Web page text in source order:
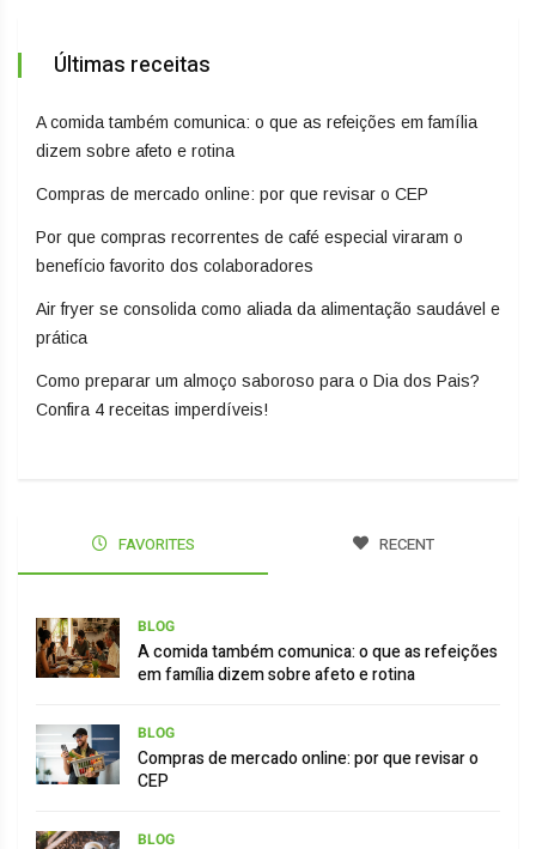
Últimas receitas
A comida também comunica: o que as refeições em família
dizem sobre afeto e rotina
Compras de mercado online: por que revisar o CEP
Por que compras recorrentes de café especial viraram o
benefício favorito dos colaboradores
Air fryer se consolida como aliada da alimentação saudável e
prática
Como preparar um almoço saboroso para o Dia dos Pais?
Confira 4 receitas imperdíveis!
FAVORITES RECENT
BLOG
A comida também comunica: o que as refeições
em família dizem sobre afeto e rotina
BLOG
Compras de mercado online: por que revisar o
CEP
BLOG